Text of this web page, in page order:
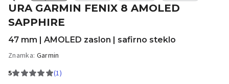
URA GARMIN FENIX 8 AMOLED
SAPPHIRE
47 mm | AMOLED zaslon | safirno steklo
Znamka: Garmin
5
(1)